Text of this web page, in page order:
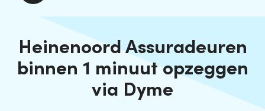
Heinenoord Assuradeuren
binnen 1 minuut opzeggen
via Dyme